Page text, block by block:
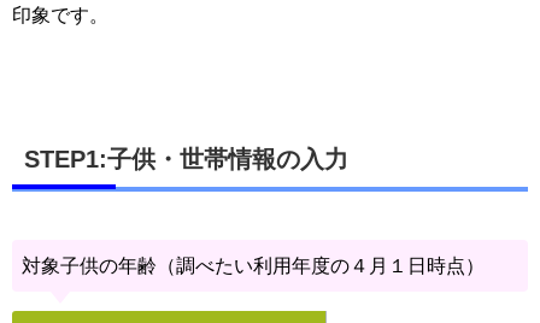
印象です。
STEP1:子供・世帯情報の入力
対象子供の年齢（調べたい利用年度の４月１日時点）